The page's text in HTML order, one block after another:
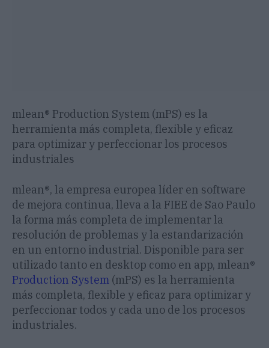
mlean® Production System (mPS) es la
herramienta más completa, flexible y eficaz
para optimizar y perfeccionar los procesos
industriales
mlean®, la empresa europea líder en software
de mejora continua, lleva a la FIEE de Sao Paulo
la forma más completa de implementar la
resolución de problemas y la estandarización
en un entorno industrial. Disponible para ser
utilizado tanto en desktop como en app, mlean®
Production System (mPS) es la herramienta
más completa, flexible y eficaz para optimizar y
perfeccionar todos y cada uno de los procesos
industriales.